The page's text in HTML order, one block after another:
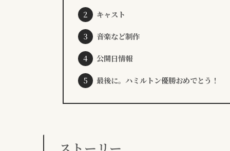
キャスト
音楽など制作
公開日情報
最後に。ハミルトン優勝おめでとう！